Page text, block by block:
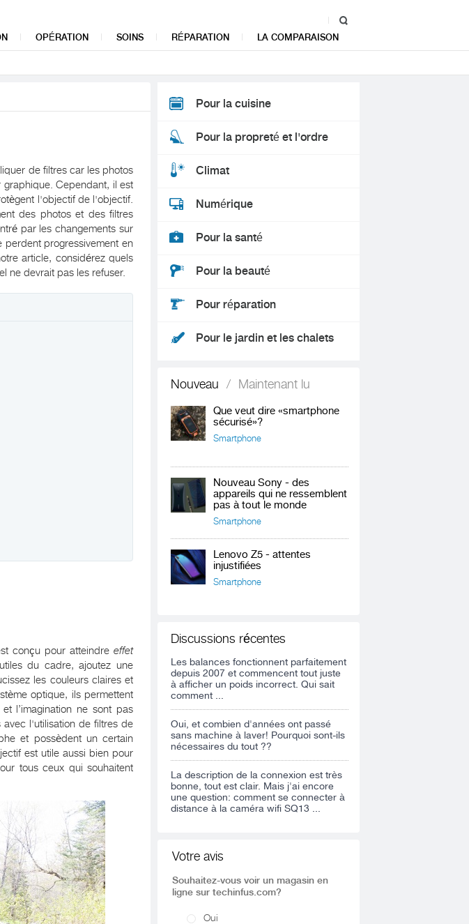
OPÉRATION SOINS RÉPARATION LA COMPARAISON
de filtres car les photos
graphique. Cependant, il est
l'objectif de l'objectif.
des photos et des filtres
par les changements sur
perdent progressivement en
article, considérez quels
ne devrait pas les refuser.
conçu pour atteindre effet
du cadre, ajoutez une
les couleurs claires et
optique, ils permettent
l’imagination ne sont pas
l'utilisation de filtres de
et possèdent un certain
est utile aussi bien pour
tous ceux qui souhaitent
Pour la cuisine
Pour la propreté et l'ordre
Climat
Numérique
Pour la santé
Pour la beauté
Pour réparation
Pour le jardin et les chalets
Nouveau / Maintenant lu
Que veut dire «smartphone
sécurisé»?
Smartphone
Nouveau Sony - des
appareils qui ne ressemblent
pas à tout le monde
Smartphone
Lenovo Z5 - attentes
injustifiées
Smartphone
Discussions récentes
Les balances fonctionnent parfaitement
depuis 2007 et commencent tout juste
à afficher un poids incorrect. Qui sait
comment ...
Oui, et combien d'années ont passé
sans machine à laver! Pourquoi sont-ils
nécessaires du tout ??
La description de la connexion est très
bonne, tout est clair. Mais j'ai encore
une question: comment se connecter à
distance à la caméra wifi SQ13 ...
Votre avis
Souhaitez-vous voir un magasin en
ligne sur techinfus.com?
Oui